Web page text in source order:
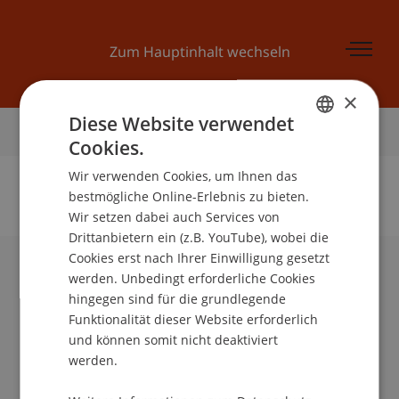
Zum Hauptinhalt wechseln
Startseite
Keine Daten zu dieser Person gefunden
Universität Liechtenstein
Fürst-Franz-Josef-Strasse
9490 Vaduz
Liechtenstein
info@uni.li
×
Diese Website verwendet
Cookies.
Wir verwenden Cookies, um Ihnen das
bestmögliche Online-Erlebnis zu bieten.
Wir setzen dabei auch Services von
Drittanbietern ein (z.B. YouTube), wobei die
Cookies erst nach Ihrer Einwilligung gesetzt
werden. Unbedingt erforderliche Cookies
hingegen sind für die grundlegende
Funktionalität dieser Website erforderlich
und können somit nicht deaktiviert
werden.